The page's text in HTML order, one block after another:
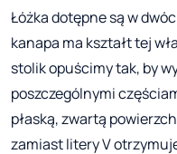
Łóżka dotępne są w
kanapa ma kształt tej
stolik opuścimy tak, by
poszczególnymi
płaską, zwartą
zamiast litery V